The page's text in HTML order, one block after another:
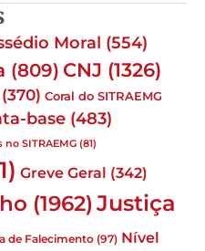
Moral (554)
(809) CNJ (1326)
(370) Coral do SITRAEMG
base (483)
no SITRAEMG (81)
Greve Geral (342)
(1962) Justiça
de Falecimento (97) Nível